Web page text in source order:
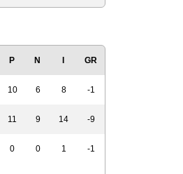
P N GR
10 6 8 -1
11 9 14 -9
0 0 1 -1